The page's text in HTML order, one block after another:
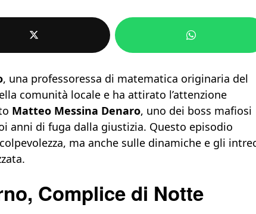
, una professoressa di matematica originaria del
comunità locale e ha attirato l’attenzione
Matteo Messina Denaro, uno dei boss mafiosi
anni di fuga dalla giustizia. Questo episodio
ma anche sulle dinamiche e gli
Complice di Notte